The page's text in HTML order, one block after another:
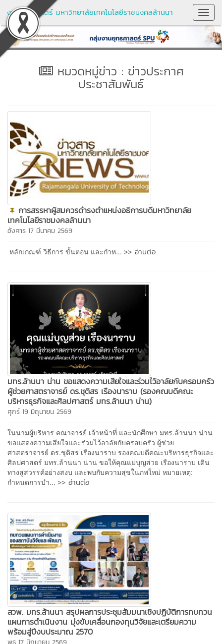
งานยุทธศาสตร์ มหาวิทยาลัยเทคโนโลยีราชมงคลล้านนา
หมวดหมู่ข่าว : ข่าวประกาศ
ประชาสัมพันธ์
การสรรหาผู้สมควรดำรงตำแหน่งอธิการบดีมหาวิทยาลัย
เทคโนโลยีราชมงคลล้านนา
อังคาร 17 มีนาคม 2569
หลักเกณฑ์ วิธีการ ขั้นตอน และกำห... >> อ่านต่อ
มทร.ล้านนา น่าน ขอแสดงความเสียใจและร่วมไว้อาลัยกับครอบครัว
ผู้ช่วยศาสตราจารย์ ดร.ชุติสร เรืองนาราบ (รองคณบดีคณะ
บริหารธุรกิจและศิลปศาสตร์ มทร.ล้านนา น่าน)
ศุกร์ 19 มิถุนายน 2569
ในนามผู้บริหาร คณาจารย์ เจ้าหน้าที่ และนักศึกษา มทร.ล้านนา น่าน
ขอแสดงความเสียใจและร่วมไว้อาลัยกับครอบครัว ผู้ช่วย
ศาสตราจารย์ ดร.ชุติสร เรืองนาราบ รองคณบดีคณะบริหารธุรกิจและ
ศิลปศาสตร์ มทร.ล้านนา น่าน ขอให้คุณแม่บุญส่วย เรืองนาราบ เดิน
ทางสู่สวรรค์อย่างสงบ และพบกับความสุขในภพใหม่ หมายเหตุ:
กำหนดการบำ... >> อ่านต่อ
สวพ. มทร.ล้านนา สรุปผลการประชุมสัมมนาเชิงปฏิบัติการทบทวน
แผนการดำเนินงาน มุ่งขับเคลื่อนกองทุนวิจัยและเตรียมความ
พร้อมสู่ปีงบประมาณ 2570